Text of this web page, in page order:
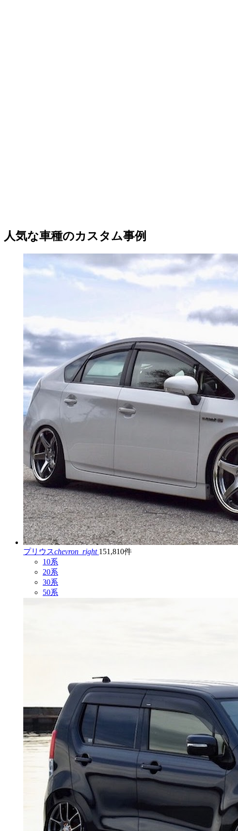
人気な車種のカスタム事例
プリウスchevron_right 151,810件
10系
20系
30系
50系